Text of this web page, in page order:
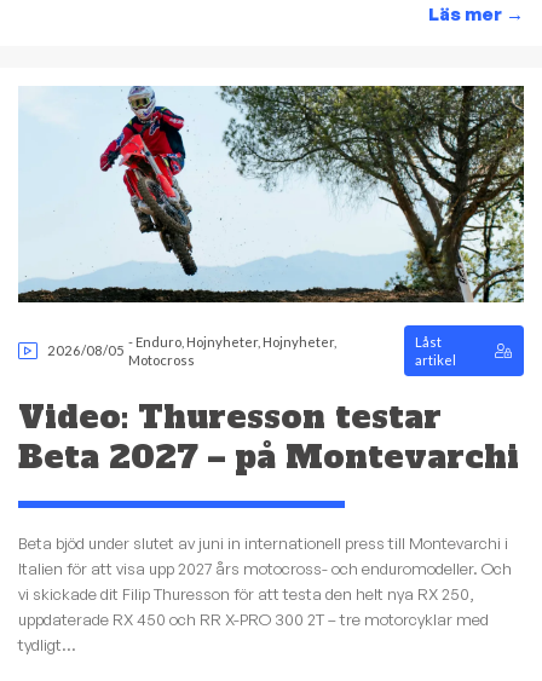
Läs mer →
2026/08/05
- Enduro Hojnyheter, Hojnyheter,
Motocross
Låst
artikel
Video: Thuresson testar
Beta 2027 – på Montevarchi
Beta bjöd under slutet av juni in internationell press till Montevarchi i
Italien för att visa upp 2027 års motocross- och enduromodeller. Och
vi skickade dit Filip Thuresson för att testa den helt nya RX 250,
uppdaterade RX 450 och RR X-PRO 300 2T – tre motorcyklar med
tydligt...